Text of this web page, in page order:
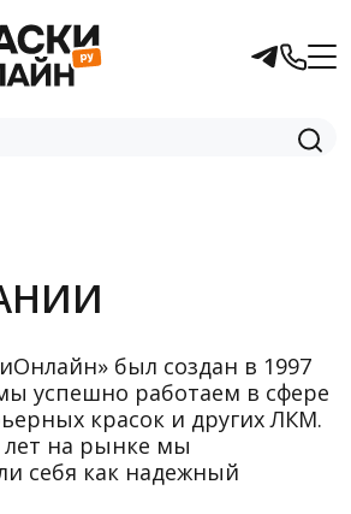
был создан в 1997
успешно работаем в сфере
красок и других ЛКМ.
лет на рынке мы
себя как надежный